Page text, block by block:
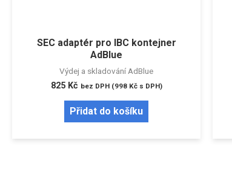
SEC adaptér pro IBC kontejner
AdBlue
Výdej a skladování AdBlue
825 Kč bez DPH (998 Kčs DPH)
Přidat do košíku